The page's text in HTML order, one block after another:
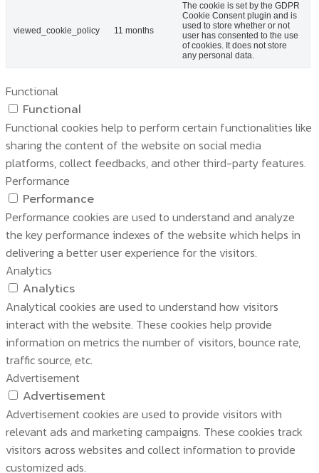
viewed_cookie_policy 11 months
The cookie is set by the GDPR
Cookie Consent plugin and is
used to store whether or not
user has consented to the use
of cookies. It does not store
any personal data.
Functional
Functional
Functional cookies help to perform certain functionalities like
sharing the content of the website on social media
platforms, collect feedbacks, and other third-party features.
Performance
Performance
Performance cookies are used to understand and analyze
the key performance indexes of the website which helps in
delivering a better user experience for the visitors.
Analytics
Analytics
Analytical cookies are used to understand how visitors
interact with the website. These cookies help provide
information on metrics the number of visitors, bounce rate,
traffic source, etc.
Advertisement
Advertisement
Advertisement cookies are used to provide visitors with
relevant ads and marketing campaigns. These cookies track
visitors across websites and collect information to provide
customized ads.